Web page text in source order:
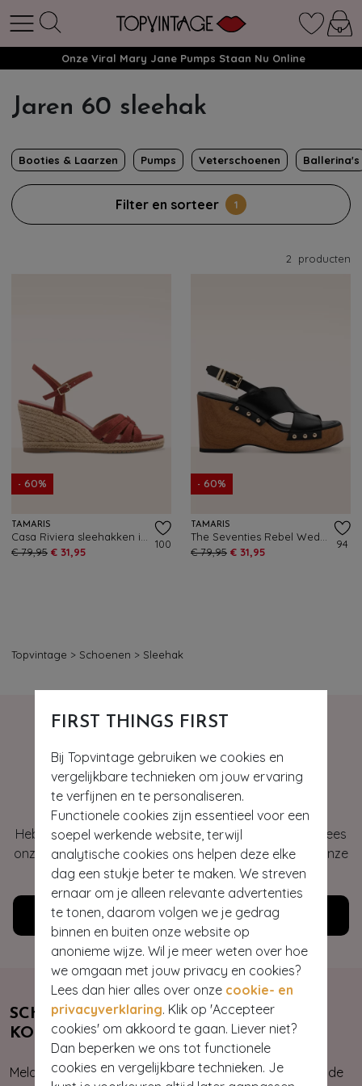
FIRST THINGS FIRST
Bij Topvintage gebruiken we cookies en
vergelijkbare technieken om jouw ervaring
te verfijnen en te personaliseren.
Functionele cookies zijn essentieel voor een
soepel werkende website, terwijl
analytische cookies ons helpen deze elke
dag een stukje beter te maken. We streven
ernaar om je alleen relevante advertenties
te tonen, daarom volgen we je gedrag
binnen en buiten onze website op
anonieme wijze. Wil je meer weten over hoe
we omgaan met jouw privacy en cookies?
Lees dan hier alles over onze cookie- en
privacyverklaring. Klik op 'Accepteer
cookies' om akkoord te gaan. Liever niet?
Dan beperken we ons tot functionele
cookies en vergelijkbare technieken. Je
Onze Viral Mary Jane Pumps Staan Nu Online
Jaren 60 sleehak
Booties & Laarzen Pumps Veterschoenen Ballerina's
Filter en sorteer 1
2 producten
- 60%
TAMARIS
€ 79,95 € 31,95
100
- 60%
TAMARIS
€ 79,95 € 31,95
94
Topvintage > Schoenen > Sleehak
Hey gorgeous
Heb je vragen of heb je hulp nodig bij je bestelling? Lees
onze veelgestelde vragen of neem contact op met onze
klantenservice. Wij helpen je graag!
Klantenservice
SCHRIJF JE NU IN & ONTVANG 10%
KORTING
Meld je aan voor onze nieuwsbrief. Zo ben je altijd op de